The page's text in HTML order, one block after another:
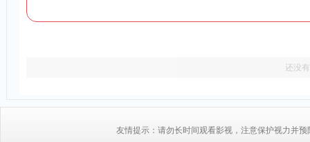
还没
友情提示：请勿长时间观看影视，注意保护视力并